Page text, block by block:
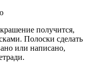
получится,
Полоски сделать
или написано,